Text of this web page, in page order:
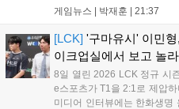
통해 월드 콘텐츠가 추가될
더욱 가속화될 전망이다....
게임뉴스 | 박재훈 | 21:37
[LCK] '구마유시' 이민
이크업실에서 보고 놀
8일 열린 2026 LCK 정규 시
e스포츠가 T1을 2:1로 제압
미디어 인터뷰에는 한화생명